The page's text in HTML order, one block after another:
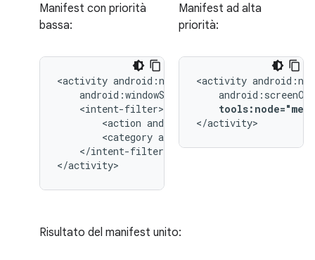
Manifest con priorità
bassa:
<activity
<action
<category
</intent-filter>
</activity>
Manifest ad alta
priorità:
<activity
</activity>
Risultato del manifest unito: